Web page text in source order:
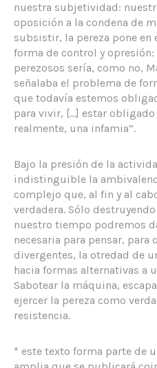
nuestra subjetividad:
oposición a la condena de
subsistir, la pereza pone en
forma de control y opresión:
perezosos sería, como no,
señalaba el problema de
que todavía estemos
para vivir, […] estar
realmente, una infamia”.
Bajo la presión de la
indistinguible la
complejo que, al fin y al
verdadera. Sólo
nuestro tiempo podremos
necesaria para pensar,
divergentes, la otredad de
hacia formas alternativas a
Sabotear la máquina,
ejercer la pereza como
resistencia.
* este texto forma parte de